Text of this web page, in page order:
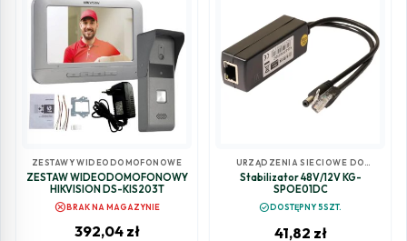
ZESTAWY WIDEODOMOFONOWE
ZESTAW WIDEODOMOFONOWY
HIKVISION DS-KIS203T
cancelBRAK NA MAGAZYNIE
392,04 zł
URZĄDZENIA SIECIOWE DO
MONITORINGU
Stabilizator 48V/12V KG-
SPOE01DC
check_circleDOSTĘPNY 5SZT.
41,82 zł